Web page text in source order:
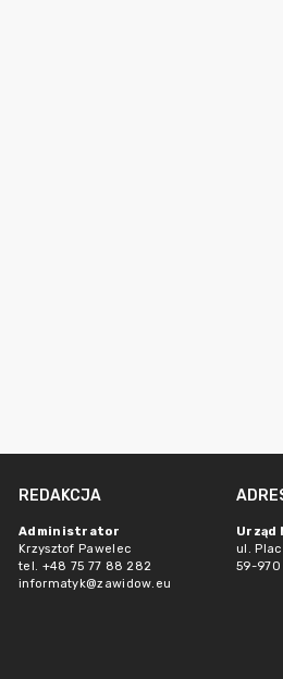
REDAKCJA
Administrator
Krzysztof Pawelec
tel. +48 75 77 88 282
informatyk@zawidow.eu
Urząd
ul.
59-970